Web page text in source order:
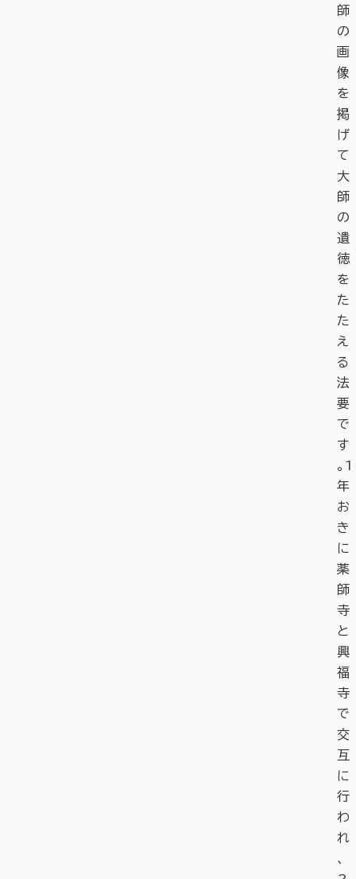
師
の
画
像
を
掲
げ
て
大
師
の
遺
徳
を
た
た
え
る
法
要
で
す
。1
年
お
き
に
薬
師
寺
と
興
福
寺
で
交
互
に
行
わ
れ
、